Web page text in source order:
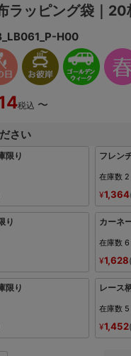
ラッピング袋｜20
H00
税込 〜
さい
限り フレン
在庫数 2
¥1,364
り カーネ
在庫数 6
¥1,628
限り レース
在庫数 5
¥1,452